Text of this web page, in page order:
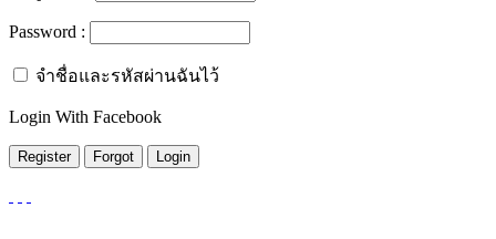
Password :
จำชื่อและรหัสผ่านฉันไว้
Login With Facebook